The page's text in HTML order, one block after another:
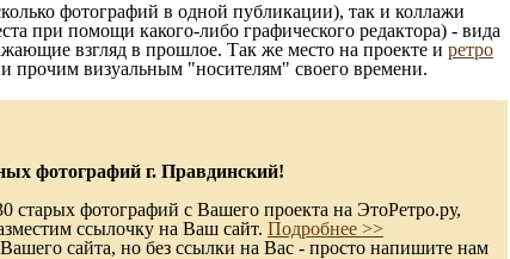
фотографий в одной публикации), так и коллажи
при помощи какого-либо графического редактора) - вида
взгляд в прошлое. Так же место на проекте и ретро
и прочим визуальным "носителям" своего времени.
фотографий г. Правдинский!
старых фотографий с Вашего проекта на ЭтоРетро.ру,
ссылочку на Ваш сайт. Подробнее >>
сайта, но без ссылки на Вас - просто напишите нам